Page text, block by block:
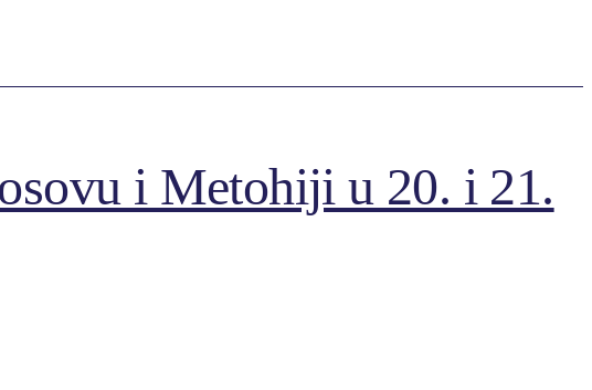
i Metohiji u 20. i 21.